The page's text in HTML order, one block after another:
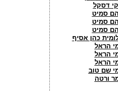
דסקל
סמיט
סמיט
סמיט
כהן אסיף
הראל
הראל
הראל
שם טוב
ורטה